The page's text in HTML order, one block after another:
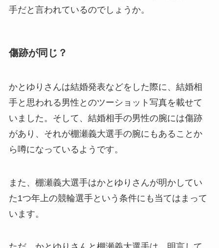
手だと言われているのでしょうか。
傷跡が同じ？
かとゆりさんは結婚発表などをした際に、結婚相
手と思われる男性とのツーショット写真を載せて
いました。そして、結婚相手の男性の腕には傷跡
があり、それが棚瀬義大選手の腕にもあることか
ら噂になっているようです。
また、棚瀬義大選手はかとゆりさんが明かしてい
た1つ年上の競輪選手という条件にも当てはまって
います。